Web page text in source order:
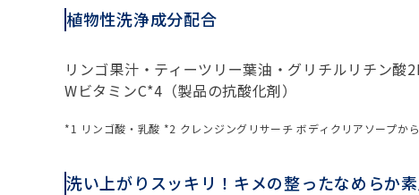
植物性洗浄成分配合
リンゴ果汁・ティーツリー葉油・グリチルリチン酸
WビタミンC*4（製品の抗酸化剤）
*1 リンゴ酸・乳酸 *2 クレンジングリサーチ ボディクリアソープ
洗い上がりスッキリ！キメの整ったなめらか